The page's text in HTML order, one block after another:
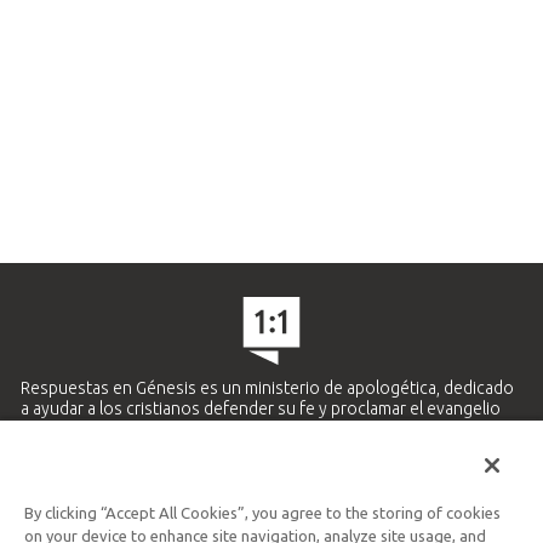
Respuestas en Génesis es un ministerio de apologética, dedicado
a ayudar a los cristianos defender su fe y proclamar el evangelio
Ministerio Hispano y Latinoamericano
By clicking “Accept All Cookies”, you agree to the storing of cookies
on your device to enhance site navigation, analyze site usage, and